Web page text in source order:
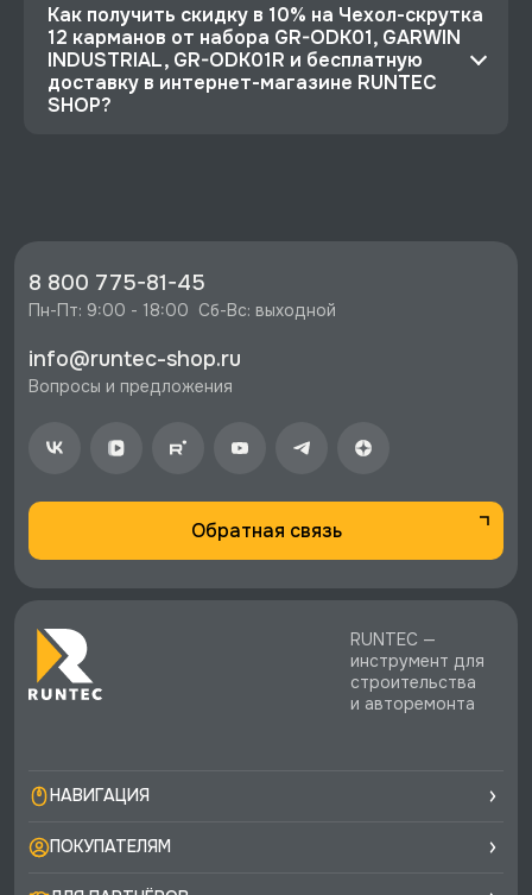
Как получить скидку в 10% на Чехол-скрутка
12 карманов от набора GR-ODK01, GARWIN
INDUSTRIAL, GR-ODK01R и бесплатную
доставку в интернет-магазине RUNTEC
SHOP?
со скидкой - 336 руб.
⚡️ Бесплатная доставка в Москве, Санкт-
стоимости заказа.
8 800 775-81-45
Пн-Пт: 9:00 - 18:00  Сб-Вс: выходной
info@runtec-shop.ru
Вопросы и предложения
Обратная связь
RUNTEC —
инструмент для
строительства
и авторемонта
НАВИГАЦИЯ
ПОКУПАТЕЛЯМ